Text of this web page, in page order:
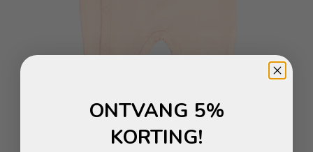
ONTVANG 5%
KORTING!